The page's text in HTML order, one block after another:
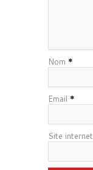
Nom *
Email *
Site internet